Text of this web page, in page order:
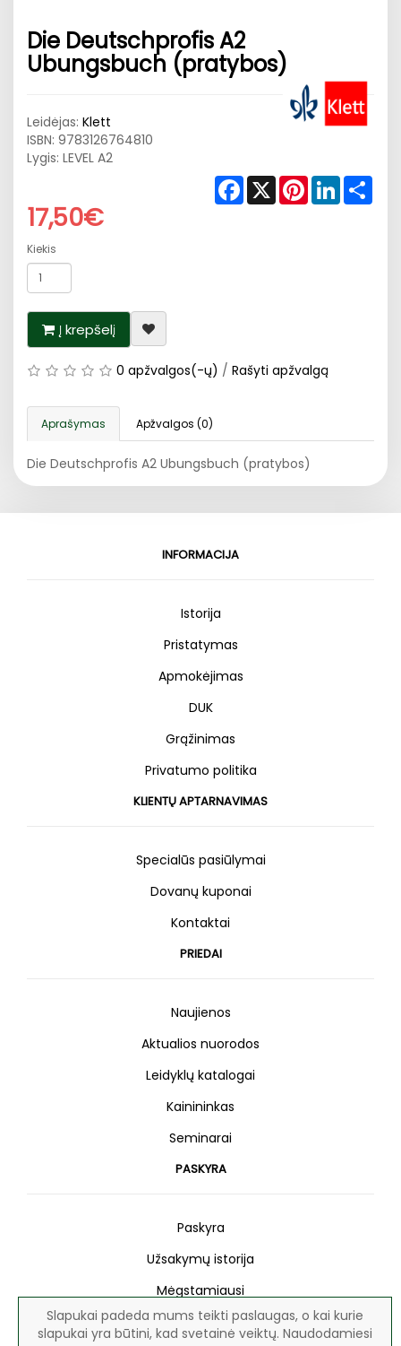
Die Deutschprofis A2
Ubungsbuch (pratybos)
Leidėjas: Klett
ISBN: 9783126764810
Lygis: LEVEL A2
Facebook
X PinterestLinkedIn
17,50€
Kiekis
Į krepšelį
0 apžvalgos(-ų) / Rašyti apžvalgą
Aprašymas Apžvalgos (0)
Die Deutschprofis A2 Ubungsbuch (pratybos)
Slapukai padeda mums teikti paslaugas, o kai kurie
slapukai yra būtini, kad svetainė veiktų. Naudodamiesi
INFORMACIJA
Istorija
Pristatymas
Apmokėjimas
DUK
Grąžinimas
Privatumo politika
KLIENTŲ APTARNAVIMAS
Specialūs pasiūlymai
Dovanų kuponai
Kontaktai
PRIEDAI
Naujienos
Aktualios nuorodos
Leidyklų katalogai
Kainininkas
Seminarai
PASKYRA
Paskyra
Užsakymų istorija
Mėgstamiausi
Naujienlaiškis